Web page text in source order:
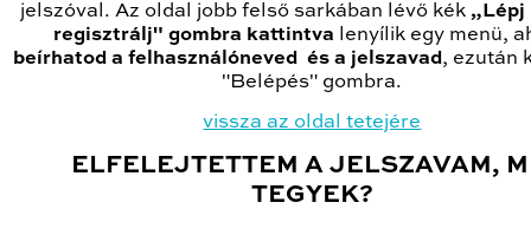
jelszóval. Az oldal jobb felső sarkában lévő kék „Lépj
regisztrálj" gombra kattintva lenyílik egy menü,
beírhatod a felhasználóneved és a jelszavad, ezután
"Belépés" gombra.
vissza az oldal tetejére
ELFELEJTETTEM A JELSZAVAM,
TEGYEK?